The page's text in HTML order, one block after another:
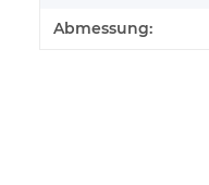
Abmessung: